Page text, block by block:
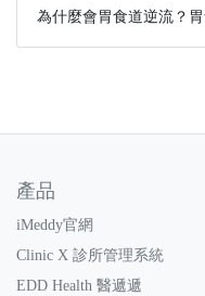
為什麼會胃食道逆流？胃
產品
iMeddy官網
Clinic X 診所管理系統
EDD Health 醫遞遞